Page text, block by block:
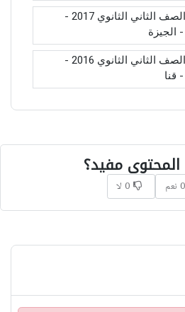
اسئلة اختبار الاحياء الصف الثاني الثانوي 2017 -
الجيزة
اسئلة اختبار الاحياء الصف الثاني الثانوي 2016 -
قنا
مفيد؟
0 نعم 0 لا